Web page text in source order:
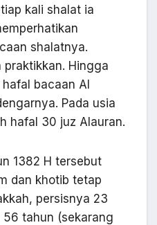
kali shalat ia
shalatnya.
Hingga
bacaan Al
Pada usia
hafal 30 juz Alauran.
1382 H tersebut
dan khotib tetap
persisnya 23
tahun (sekarang